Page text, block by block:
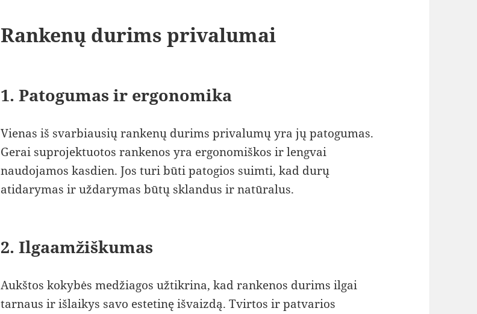
Rankenų durims privalumai
1.Patogumas ir ergonomika
Vienas iš svarbiausių rankenų durims privalumų yra jų patogumas.
Gerai suprojektuotos rankenos yra ergonomiškos ir lengvai
naudojamos kasdien. Jos turi būti patogios suimti, kad durų
atidarymas ir uždarymas būtų sklandus ir natūralus.
2.Ilgaamžiškumas
Aukštos kokybės medžiagos užtikrina, kad rankenos durims ilgai
tarnaus ir išlaikys savo estetinę išvaizdą. Tvirtos ir patvarios